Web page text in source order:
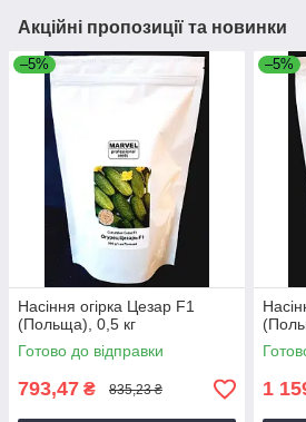
Акційні пропозиції та новинки
–5%
Насіння огірка Цезар F1
(Польща), 0,5 кг
Готово до відправки
793,47 ₴ 835,23 ₴
–5%
1